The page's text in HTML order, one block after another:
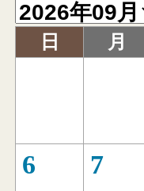
日 月
6 7